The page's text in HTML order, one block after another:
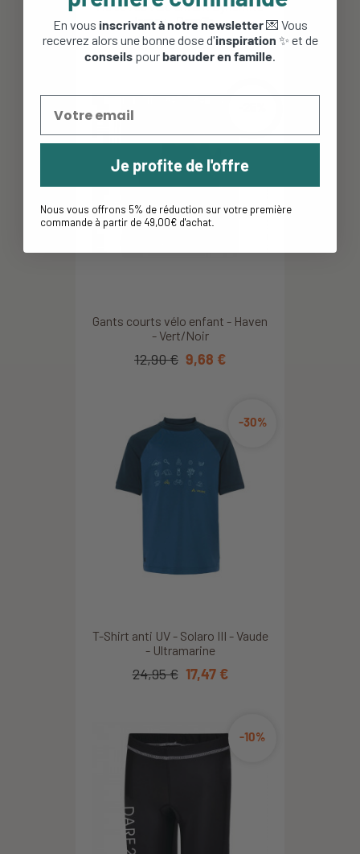
Maillot de vélo enfant Dynamite
Jersey - Dare2b -...
29,95 € 20,97 €
Gants courts vélo enfant - Haven
- Vert/Noir
12,90 € 9,68 €
T-Shirt anti UV - Solaro III - Vaude
- Ultramarine
-30%
24,95 € 17,47 €
-10%
En vous inscrivant à notre newsletter💌 Vous
recevrez alors une bonne dose d'inspiration ✨ et de
conseils pourbarouder en famille.
Je profite de l'offre
Nous vous offrons 5% de réduction sur votre première
commande à partir de 49,00€ d'achat.